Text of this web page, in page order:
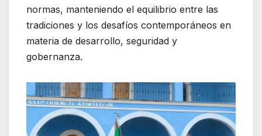
normas, manteniendo el equilibrio entre las
tradiciones y los desafíos contemporáneos en
materia de desarrollo, seguridad y
gobernanza.